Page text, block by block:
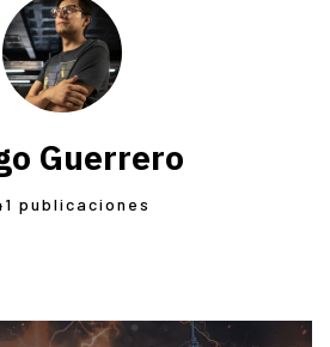
Guerrero
publicaciones